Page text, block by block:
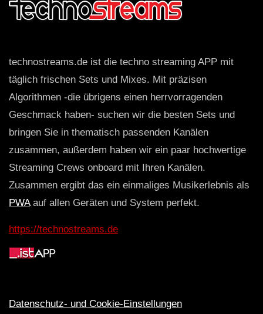
technostreams.de ist die techno streaming APP mit
täglich frischen Sets und Mixes. Mit präzisen
Algorithmen -die übrigens einen herrvorragenden
Geschmack haben- suchen wir die besten Sets und
bringen Sie in thematisch passenden Kanälen
zusammen, außerdem haben wir ein paar hochwertige
Streaming Crews onboard mit Ihren Kanälen.
Zusammen ergibt das ein einmaliges Musikerlebnis als
PWAauf allen Geräten und System perfekt.
https://technostreams.de
Datenschutz- und Cookie-Einstellungen